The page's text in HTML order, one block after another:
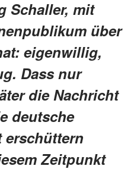
Schaller, mit
über
eigenwillig,
Dass nur
die Nachricht
deutsche
erschüttern
Zeitpunkt